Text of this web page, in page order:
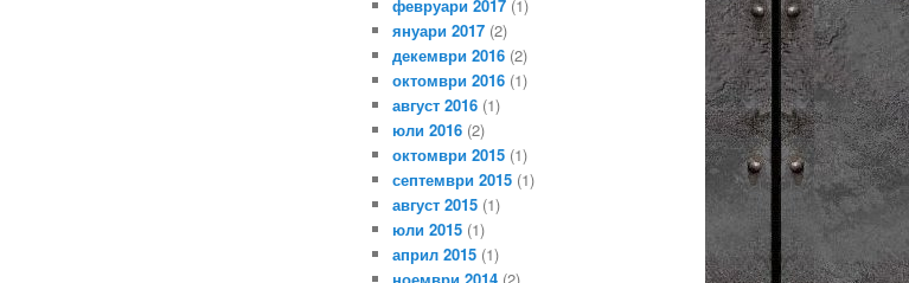
февруари 2017 (1)
януари 2017 (2)
декември 2016 (2)
октомври 2016 (1)
август 2016 (1)
юли 2016 (2)
октомври 2015 (1)
септември 2015 (1)
август 2015 (1)
юли 2015 (1)
април 2015 (1)